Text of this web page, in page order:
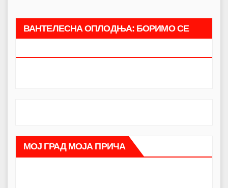
ВАНТЕЛЕСНА ОПЛОДЊА: БОРИМО СЕ
МОЈ ГРАД МОЈА ПРИЧА